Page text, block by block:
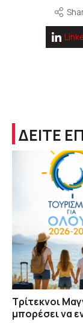
ΔΕΙΤΕ
Τρίτεκνοι
μπορέσει να